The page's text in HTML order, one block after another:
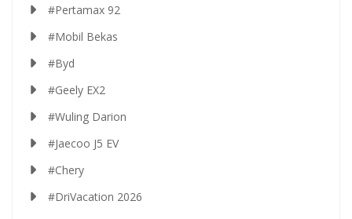
#Pertamax 92
#Mobil Bekas
#Byd
#Geely EX2
#Wuling Darion
#Jaecoo J5 EV
#Chery
#DriVacation 2026